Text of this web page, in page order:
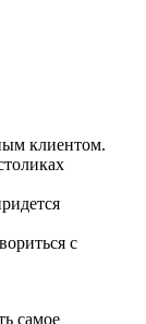
клиентом.
с
самое